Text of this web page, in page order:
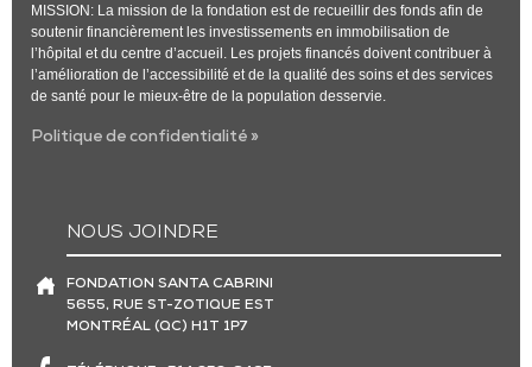
MISSION: La mission de la fondation est de recueillir des fonds afin de
soutenir financièrement les investissements en immobilisation de
l’hôpital et du centre d’accueil. Les projets financés doivent contribuer à
l’amélioration de l’accessibilité et de la qualité des soins et des services
de santé pour le mieux-être de la population desservie.
Politique de confidentialité »
NOUS JOINDRE
FONDATION SANTA CABRINI
5655, RUE ST-ZOTIQUE EST
MONTRÉAL (QC) H1T 1P7